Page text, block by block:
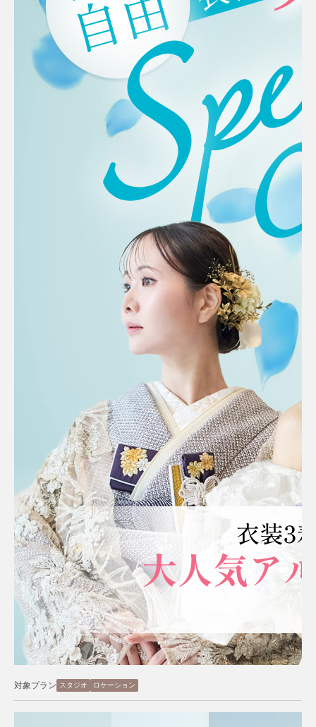
対象プラン スタジオ ロケーション